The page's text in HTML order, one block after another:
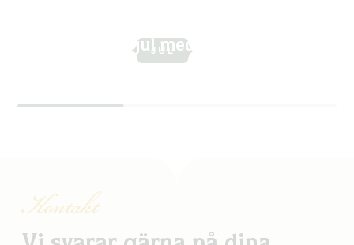
JUL
Fira jul med oss
Kontakt